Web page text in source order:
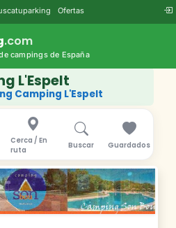
Ofertas
.com
campings de España
L'Espelt
Camping L'Espelt
Cerca / En
ruta
Buscar Guardados